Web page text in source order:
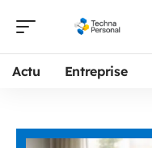
Actu Entreprise